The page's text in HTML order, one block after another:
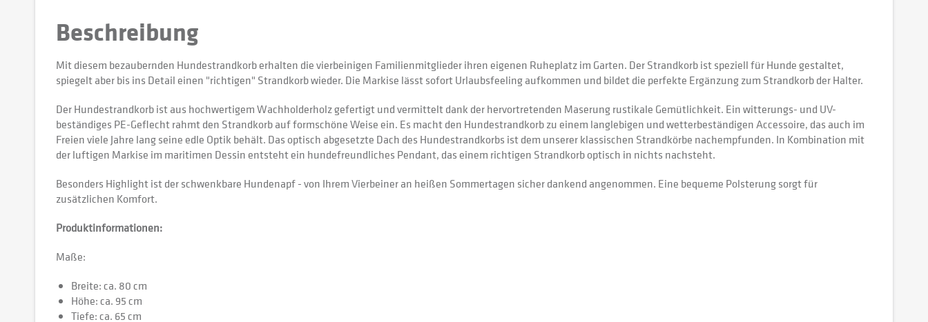
Beschreibung
Mit diesem bezaubernden Hundestrandkorb erhalten die vierbeinigen Familienmitglieder ihren eigenen Ruheplatz im Garten. Der Strandkorb ist speziell für Hunde gestaltet,
spiegelt aber bis ins Detail einen "richtigen" Strandkorb wieder. Die Markise lässt sofort Urlaubsfeeling aufkommen und bildet die perfekte Ergänzung zum Strandkorb der Halter.
Der Hundestrandkorb ist aus hochwertigem Wachholderholz gefertigt und vermittelt dank der hervortretenden Maserung rustikale Gemütlichkeit. Ein witterungs- und UV-
beständiges PE-Geflecht rahmt den Strandkorb auf formschöne Weise ein. Es macht den Hundestrandkorb zu einem langlebigen und wetterbeständigen Accessoire, das auch im
Freien viele Jahre lang seine edle Optik behält. Das optisch abgesetzte Dach des Hundestrandkorbs ist dem unserer klassischen Strandkörbe nachempfunden. In Kombination mit
der luftigen Markise im maritimen Dessin entsteht ein hundefreundliches Pendant, das einem richtigen Strandkorb optisch in nichts nachsteht.
Besonders Highlight ist der schwenkbare Hundenapf - von Ihrem Vierbeiner an heißen Sommertagen sicher dankend angenommen. Eine bequeme Polsterung sorgt für
zusätzlichen Komfort.
Produktinformationen:
Maße:
Breite: ca. 80 cm
Höhe: ca. 95 cm
Tiefe: ca. 65 cm